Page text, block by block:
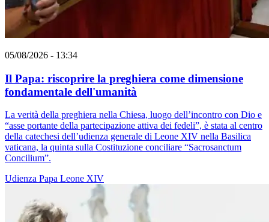
05/08/2026 - 13:34
Il Papa: riscoprire la preghiera come dimensione
fondamentale dell'umanità
La verità della preghiera nella Chiesa, luogo dell’incontro con Dio e
“asse portante della partecipazione attiva dei fedeli”, è stata al centro
della catechesi dell’udienza generale di Leone XIV nella Basilica
vaticana, la quinta sulla Costituzione conciliare “Sacrosanctum
Concilium”.
Udienza Papa Leone XIV